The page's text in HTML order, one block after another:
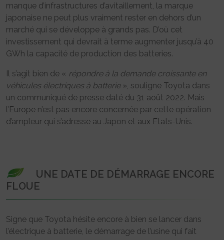
manque d’infrastructures d’avitaillement, la marque
japonaise ne peut plus vraiment rester en dehors d’un
marché qui se développe à grands pas. D’où cet
investissement qui devrait à terme augmenter jusqu’à 40
GWh la capacité de production des batteries.
Il s’agit bien de « répondre à la demande croissante en
véhicules électriques à batterie», souligne Toyota dans
un communiqué de presse daté du 31 août 2022. Mais
l’Europe n’est pas encore concernée par cette opération
d’ampleur qui s’adresse au Japon et aux Etats-Unis.
UNE DATE DE DÉMARRAGE ENCORE
FLOUE
Signe que Toyota hésite encore à bien se lancer dans
l’électrique à batterie, le démarrage de l’usine qui fait